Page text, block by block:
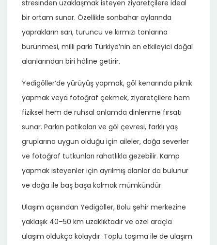
stresinden uzaklaşmak isteyen ziyaretçilere ideal
bir ortam sunar. Özellikle sonbahar aylarında
yaprakların sarı, turuncu ve kırmızı tonlarına
bürünmesi, milli parkı Türkiye’nin en etkileyici doğal
alanlarından biri hâline getirir.
Yedigöller’de yürüyüş yapmak, göl kenarında piknik
yapmak veya fotoğraf çekmek, ziyaretçilere hem
fiziksel hem de ruhsal anlamda dinlenme fırsatı
sunar. Parkın patikaları ve göl çevresi, farklı yaş
gruplarına uygun olduğu için aileler, doğa severler
ve fotoğraf tutkunları rahatlıkla gezebilir. Kamp
yapmak isteyenler için ayrılmış alanlar da bulunur
ve doğa ile baş başa kalmak mümkündür.
Ulaşım açısından Yedigöller, Bolu şehir merkezine
yaklaşık 40–50 km uzaklıktadır ve özel araçla
ulaşım oldukça kolaydır. Toplu taşıma ile de ulaşım